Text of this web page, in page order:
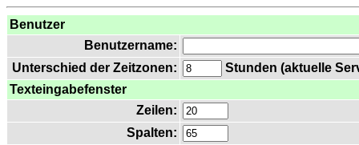
Benutzer
Benutzername:
Unterschied der Zeitzonen:
Stunden (aktuelle
Texteingabefenster
Zeilen:
Spalten: